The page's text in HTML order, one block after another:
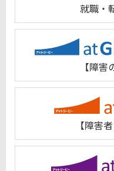
就職・
【障害
【障害